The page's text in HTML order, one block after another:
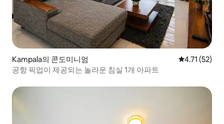
Kampala의 콘도미니엄 평점 4.71점
4.71 (52)
공항 픽업이 제공되는 놀라운 침실 1개 아파트